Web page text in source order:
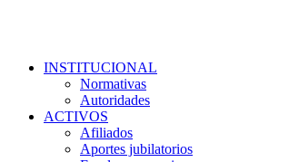
INSTITUCIONAL
Normativas
Autoridades
ACTIVOS
Afiliados
Aportes jubilatorios